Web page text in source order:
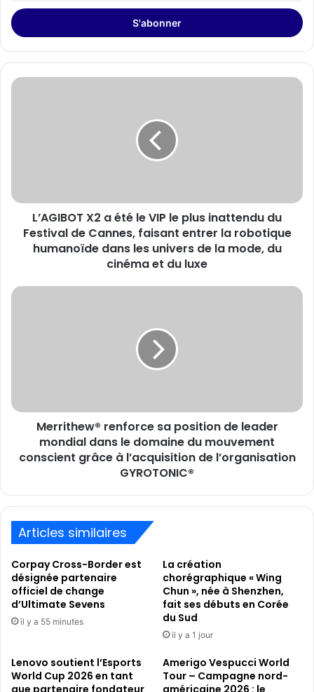
adresse
Email
L’AGIBOT
inattendu
Festival
entrer
la
mode,
luxe
L’AGIBOT X2 a été le VIP le plus inattendu du
Festival de Cannes, faisant entrer la robotique
humanoïde dans les univers de la mode, du
cinéma et du luxe
Merrithew®
le
domaine
mouvement
à
de
l’organisation
Merrithew® renforce sa position de leader
mondial dans le domaine du mouvement
conscient grâce à l’acquisition de l’organisation
GYROTONIC®
Articles similaires
Corpay Cross-Border est
désignée partenaire
officiel de change
d’Ultimate Sevens
il y a 55 minutes
La création
chorégraphique « Wing
Chun », née à Shenzhen,
fait ses débuts en Corée
du Sud
il y a 1 jour
Lenovo soutient l’Esports
World Cup 2026 en tant
Amerigo Vespucci World
Tour – Campagne nord-